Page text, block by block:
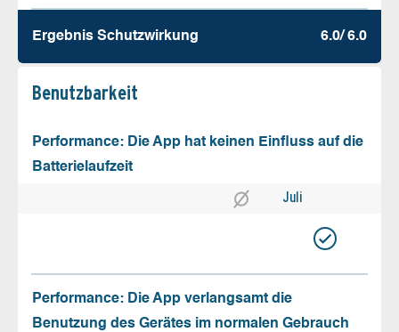
Ergebnis Schutz­wirkung 6.0/ 6.0
Benutz­barkeit
Performance: Die App hat keinen Einfluss auf die
Batterielaufzeit
Juli
Performance: Die App verlangsamt die
Benutzung des Gerätes im normalen Gebrauch